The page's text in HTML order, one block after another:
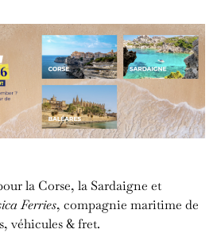
la Corse, la Sardaigne et
Ferries, compagnie maritime de
véhicules & fret.